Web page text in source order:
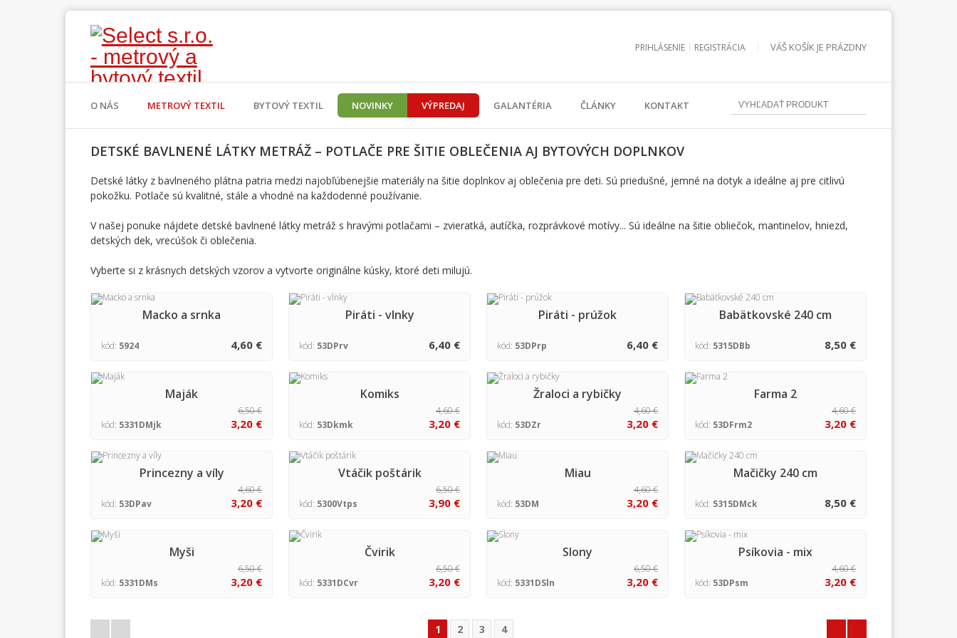
VÁŠ KOŠÍK JE PRÁZDNY
PRIHLÁSENIE REGISTRÁCIA
O NÁS METROVÝ TEXTIL BYTOVÝ TEXTIL NOVINKY VÝPREDAJ GALANTÉRIA ČLÁNKY KONTAKT
DETSKÉ BAVLNENÉ LÁTKY METRÁŽ – POTLAČE PRE ŠITIE OBLEČENIA AJ BYTOVÝCH DOPLNKOV
Detské látky z bavlneného plátna patria medzi najobľúbenejšie materiály na šitie doplnkov aj oblečenia pre deti. Sú priedušné, jemné na dotyk a ideálne aj pre citlivú
pokožku. Potlače sú kvalitné, stále a vhodné na každodenné používanie.
V našej ponuke nájdete detské bavlnené látky metráž s hravými potlačami – zvieratká, autíčka, rozprávkové motívy... Sú ideálne na šitie obliečok, mantinelov, hniezd,
detských dek, vrecúšok či oblečenia.
Vyberte si z krásnych detských vzorov a vytvorte originálne kúsky, ktoré deti milujú.
Macko a srnka
kód: 5924 4,60 €
Piráti - vlnky
kód: 53DPrv 6,40 €
Piráti - prúžok
kód: 53DPrp 6,40 €
Babätkovské 240 cm
kód: 5315DBb 8,50 €
Maják
6,50 €
kód: 5331DMjk 3,20 €
Komiks
4,60 €
kód: 53Dkmk 3,20 €
Žraloci a rybičky
4,60 €
kód: 53DZr 3,20 €
Farma 2
4,60 €
kód: 53DFrm2 3,20 €
Princezny a víly
4,60 €
kód: 53DPav 3,20 €
Vtáčik poštárik
6,50 €
kód: 5300Vtps 3,90 €
Miau
4,60 €
kód: 53DM 3,20 €
Mačičky 240 cm
kód: 5315DMck 8,50 €
Myši
6,50 €
kód: 5331DMs 3,20 €
Čvirik
6,50 €
kód: 5331DCvr 3,20 €
Slony
6,50 €
kód: 5331DSln 3,20 €
Psíkovia - mix
4,60 €
kód: 53DPsm 3,20 €
1 2 3 4